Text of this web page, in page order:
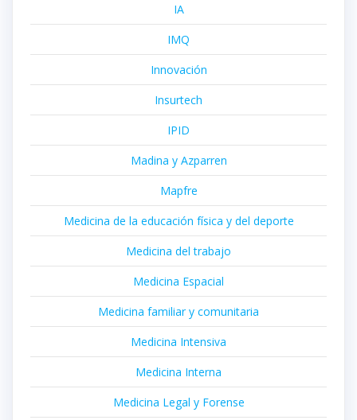
IA
IMQ
Innovación
Insurtech
IPID
Madina y Azparren
Mapfre
Medicina de la educación física y del deporte
Medicina del trabajo
Medicina Espacial
Medicina familiar y comunitaria
Medicina Intensiva
Medicina Interna
Medicina Legal y Forense